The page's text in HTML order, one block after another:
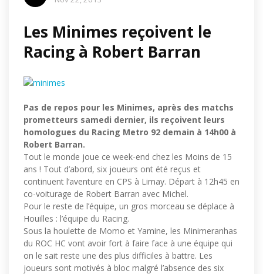
Les Minimes reçoivent le
Racing à Robert Barran
Pas de repos pour les Minimes, après des matchs
prometteurs samedi dernier, ils reçoivent leurs
homologues du Racing Metro 92 demain à 14h00 à
Robert Barran.
Tout le monde joue ce week-end chez les Moins de 15
ans ! Tout d’abord, six joueurs ont été reçus et
continuent l’aventure en CPS à Limay. Départ à 12h45 en
co-voiturage de Robert Barran avec Michel.
Pour le reste de l’équipe, un gros morceau se déplace à
Houilles : l’équipe du Racing.
Sous la houlette de Momo et Yamine, les Minimeranhas
du ROC HC vont avoir fort à faire face à une équipe qui
on le sait reste une des plus difficiles à battre. Les
joueurs sont motivés à bloc malgré l’absence des six